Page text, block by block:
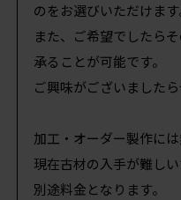
のをお選びいただけます
また、ご希望でしたら
承ることが可能です。
ご興味がございました
加工・オーダー製作に
現在古材の入手が難し
別途料金となります。